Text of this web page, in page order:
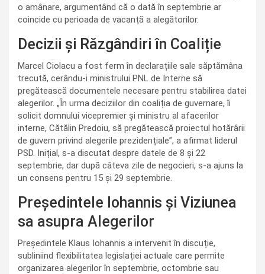
o amânare, argumentând că o dată în septembrie ar
coincide cu perioada de vacanță a alegătorilor.
Decizii și Răzgândiri în Coaliție
Marcel Ciolacu a fost ferm în declarațiile sale săptămâna
trecută, cerându-i ministrului PNL de Interne să
pregătească documentele necesare pentru stabilirea datei
alegerilor. „În urma deciziilor din coaliția de guvernare, îi
solicit domnului vicepremier și ministru al afacerilor
interne, Cătălin Predoiu, să pregătească proiectul hotărârii
de guvern privind alegerile prezidențiale”, a afirmat liderul
PSD. Inițial, s-a discutat despre datele de 8 și 22
septembrie, dar după câteva zile de negocieri, s-a ajuns la
un consens pentru 15 și 29 septembrie.
Președintele Iohannis și Viziunea
sa asupra Alegerilor
Președintele Klaus Iohannis a intervenit în discuție,
subliniind flexibilitatea legislației actuale care permite
organizarea alegerilor în septembrie, octombrie sau